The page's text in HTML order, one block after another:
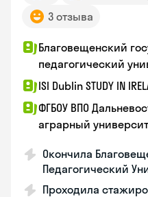
3 отзыва
Благовещенский
педагогический
ISI Dublin STUDY IN
ФГБОУ ВПО
аграрный
Окончила
Педагогический
Проходила